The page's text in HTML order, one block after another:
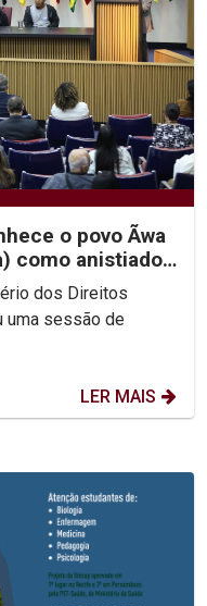
o povo Ãwa
como anistiado
dos Direitos
uma sessão de
LER MAIS